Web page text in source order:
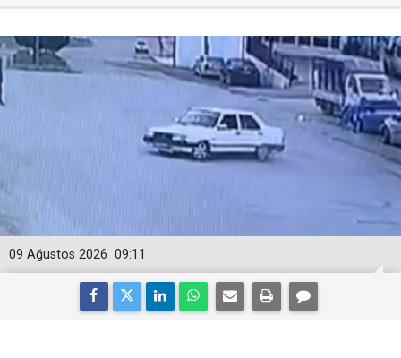
09:11
09 Ağustos 2026